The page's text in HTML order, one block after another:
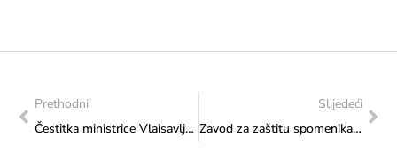
Prethodni
Čestitka ministrice Vlaisavljević HVIDR-i Grada Mostara
Slijedeći
Zavod za zaštitu spomenika: Izvještaj sa terenskih posjeta realizovanih u periodu od 1. do 5. 12. 2025. godine